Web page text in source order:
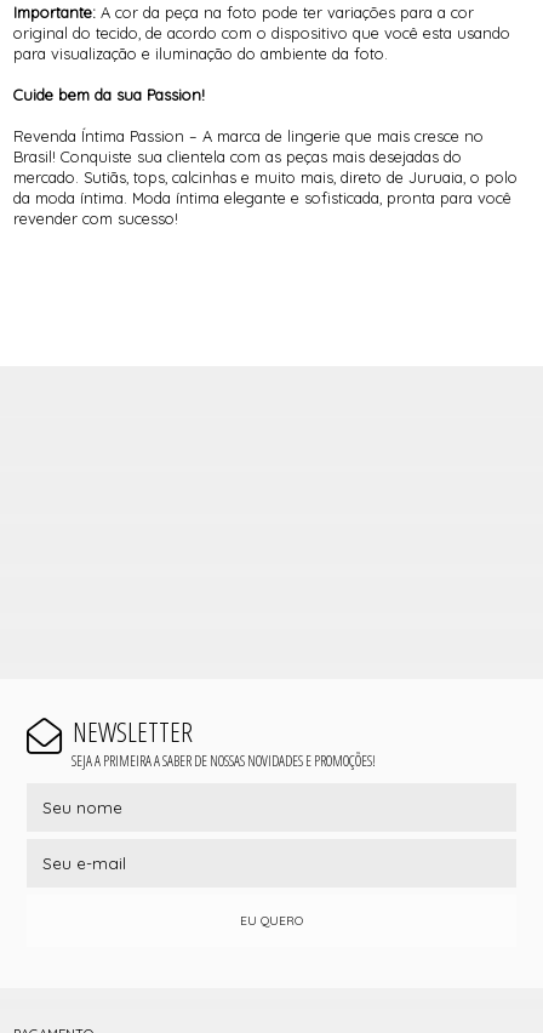
Importante: A cor da peça na foto pode ter variações para a cor
original do tecido, de acordo com o dispositivo que você esta usando
para visualização e iluminação do ambiente da foto.
Cuide bem da sua Passion!
Revenda Íntima Passion – A marca de lingerie que mais cresce no
Brasil! Conquiste sua clientela com as peças mais desejadas do
mercado. Sutiãs, tops, calcinhas e muito mais, direto de Juruaia, o polo
da moda íntima. Moda íntima elegante e sofisticada, pronta para você
revender com sucesso!
NEWSLETTER
SEJA A PRIMEIRA A SABER DE NOSSAS NOVIDADES E PROMOÇÕES!
EU QUERO